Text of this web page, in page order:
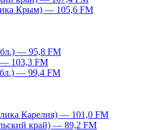
Крым) — 105,6 FM
— 95,8 FM
103,3 FM
— 99,4 FM
Карелия) — 101,0 FM
край) — 89,2 FM